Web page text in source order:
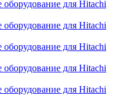
оборудование для Hitachi
оборудование для Hitachi
оборудование для Hitachi
оборудование для Hitachi
оборудование для Hitachi